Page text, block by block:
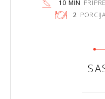
10 MIN
2 PORCIJA